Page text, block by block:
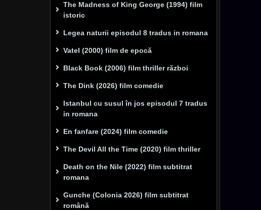
The Madness of King George (1994) film
istoric
Legea naturii episodul 8 tradus in romana
Vatel (2000) film de epocă
Black Book (2006) film thriller război
The Dink (2026) film comedie
Istanbul cu susul în jos episodul 7 tradus
in romana
En fanfare (2024) film comedie
The Devil All the Time (2020) film thriller
Death on the Nile (2022) film subtitrat
romana
Gunche (Colonia 2026) film subtitrat
română